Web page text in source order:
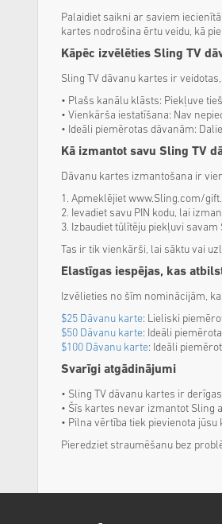
Palaidiet saikni ar saviem
kartes nodrošina ērtu veidu, kā
Kāpēc izvēlēties Sling TV
Sling TV dāvanu kartes ir
• Plašs kanālu klāsts: Piekļuve
• Vienkārša iestatīšana: Nav
• Ideāli piemērotas dāvanām:
Kā izmantot savu Sling TV
Dāvanu kartes izmantošana ir
1. Apmeklējiet www.Sling.com/gift.
2. Ievadiet savu PIN kodu, lai
3. Izbaudiet tūlītēju piekļuvi
Tas ir tik vienkārši, lai sāktu vai
Elastīgas iespējas, kas
Izvēlieties no šīm nominācijām,
$25 Dāvanu karte: Lieliski
$50 Dāvanu karte: Ideāli
$100 Dāvanu karte: Ideāli
Svarīgi atgādinājumi
• Sling TV dāvanu kartes ir
• Šīs kartes nevar izmantot Sling
• Pilna vērtība tiek pievienota
Pieredziet straumēšanu bez